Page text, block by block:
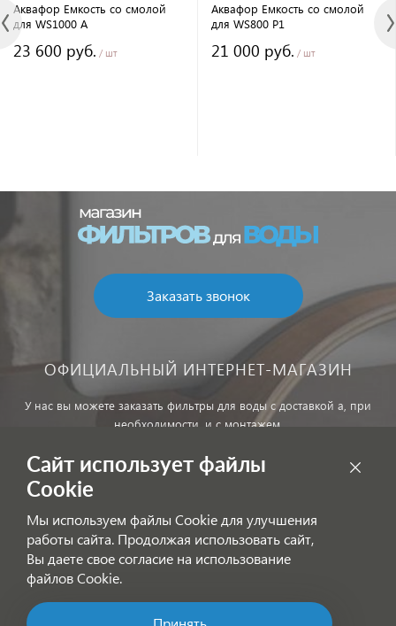
Аквафор Емкость со смолой
для WS1000 A
23 600 руб. / шт
Аквафор Емкость со смолой
для WS800 P1
21 000 руб. / шт
Заказать звонок
ОФИЦИАЛЬНЫЙ ИНТЕРНЕТ-МАГАЗИН
У нас вы можете заказать фильтры для воды с доставкой а, при
необходимости, и с монтажем.
офертой!
Согласие на получение информационных рассылок
Сайт использует файлы
Cookie
Мы используем файлы Cookie для улучшения
работы сайта. Продолжая использовать сайт,
Вы даете свое согласие на использование
файлов Cookie.